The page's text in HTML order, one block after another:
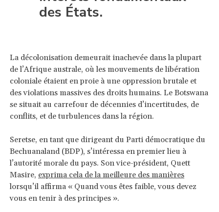
des États.
La décolonisation demeurait inachevée dans la plupart
de l’Afrique australe, où les mouvements de libération
coloniale étaient en proie à une oppression brutale et
des violations massives des droits humains. Le Botswana
se situait au carrefour de décennies d’incertitudes, de
conflits, et de turbulences dans la région.
Seretse, en tant que dirigeant du Parti démocratique du
Bechuanaland (BDP), s’intéressa en premier lieu à
l’autorité morale du pays. Son vice-président, Quett
Masire, exprima cela de la meilleure des manières
lorsqu’il affirma « Quand vous êtes faible, vous devez
vous en tenir à des principes ».